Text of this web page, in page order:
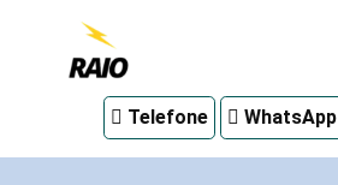
em
Telefone WhatsApp